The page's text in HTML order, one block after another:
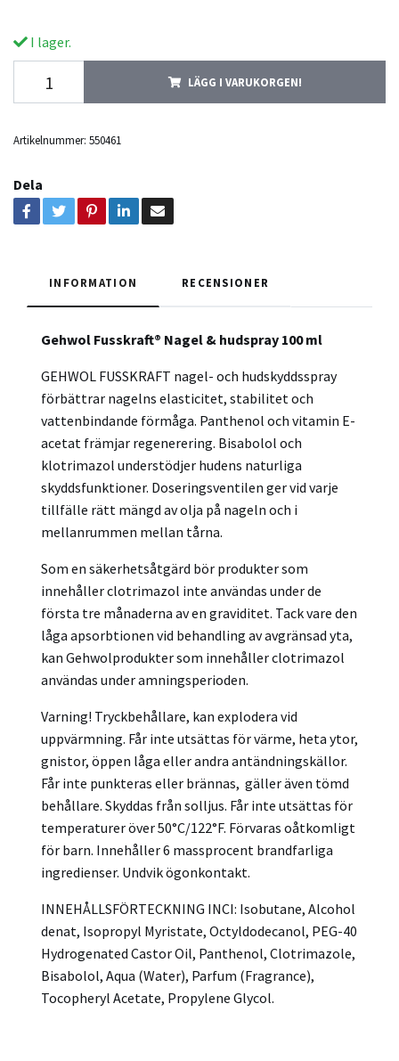
I lager.
LÄGG I VARUKORGEN!
Artikelnummer: 550461
Dela
INFORMATION RECENSIONER
Gehwol Fusskraft® Nagel & hudspray 100 ml
GEHWOL FUSSKRAFT nagel- och hudskyddsspray
förbättrar nagelns elasticitet, stabilitet och
vattenbindande förmåga. Panthenol och vitamin E-
acetat främjar regenerering. Bisabolol och
klotrimazol understödjer hudens naturliga
skyddsfunktioner. Doseringsventilen ger vid varje
tillfälle rätt mängd av olja på nageln och i
mellanrummen mellan tårna.
Som en säkerhetsåtgärd bör produkter som
innehåller clotrimazol inte användas under de
första tre månaderna av en graviditet. Tack vare den
låga apsorbtionen vid behandling av avgränsad yta,
kan Gehwolprodukter som innehåller clotrimazol
användas under amningsperioden.
Varning! Tryckbehållare, kan explodera vid
uppvärmning. Får inte utsättas för värme, heta ytor,
gnistor, öppen låga eller andra antändningskällor.
Får inte punkteras eller brännas, gäller även tömd
behållare. Skyddas från solljus. Får inte utsättas för
temperaturer över 50°C/122°F. Förvaras oåtkomligt
för barn. Innehåller 6 massprocent brandfarliga
ingredienser. Undvik ögonkontakt.
INNEHÅLLSFÖRTECKNING INCI: Isobutane, Alcohol
denat, Isopropyl Myristate, Octyldodecanol, PEG-40
Hydrogenated Castor Oil, Panthenol, Clotrimazole,
Bisabolol, Aqua (Water), Parfum (Fragrance),
Tocopheryl Acetate, Propylene Glycol.